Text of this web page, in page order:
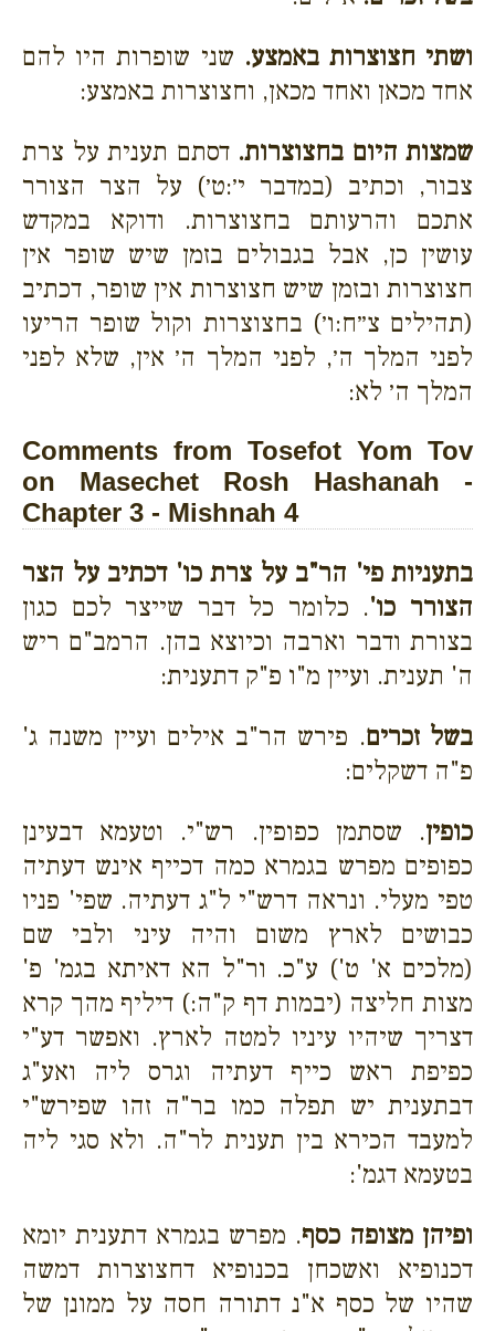
ושתי חצוצרות באמצע. שני שופרות היו להם
אחד מכאן ואחד מכאן, וחצוצרות באמצע:
שמצות היום בחצוצרות. דסתם תענית על צרת
צבור, וכתיב (במדבר י׳:ט׳) על הצר הצורר
אתכם והרעותם בחצוצרות. ודוקא במקדש
עושין כן, אבל בגבולים בזמן שיש שופר אין
חצוצרות ובזמן שיש חצוצרות אין שופר, דכתיב
(תהילים צ״ח:ו׳) בחצוצרות וקול שופר הריעו
לפני המלך ה׳, לפני המלך ה׳ אין, שלא לפני
המלך ה׳ לא:
Comments from Tosefot Yom Tov
on Masechet Rosh Hashanah -
Chapter 3 - Mishnah 4
בתעניות פי' הר"ב על צרת כו' דכתיב על הצר
הצורר כו'. כלומר כל דבר שייצר לכם כגון
בצורת ודבר וארבה וכיוצא בהן. הרמב"ם ריש
ה' תענית. ועיין מ"ו פ"ק דתענית:
בשל זכרים. פירש הר"ב אילים ועיין משנה ג'
פ"ה דשקלים:
כופין. שסתמן כפופין. רש"י. וטעמא דבעינן
כפופים מפרש בגמרא כמה דכייף אינש דעתיה
טפי מעלי. ונראה דרש"י ל"ג דעתיה. שפי' פניו
כבושים לארץ משום והיה עיני ולבי שם
(מלכים א' ט') ע"כ. ור"ל הא דאיתא בגמ' פ'
מצות חליצה (יבמות דף ק"ה:) דיליף מהך קרא
דצריך שיהיו עיניו למטה לארץ. ואפשר דע"י
כפיפת ראש כייף דעתיה וגרס ליה ואע"ג
דבתענית יש תפלה כמו בר"ה זהו שפירש"י
למעבד הכירא בין תענית לר"ה. ולא סגי ליה
בטעמא דגמ':
ופיהן מצופה כסף. מפרש בגמרא דתענית יומא
דכנופיא ואשכחן בכנופיא דחצוצרות דמשה
שהיו של כסף א"נ דתורה חסה על ממונן של